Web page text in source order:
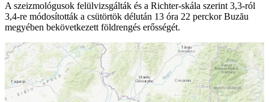
A szeizmológusok felülvizsgálták és a Richter-skála szerint 3,3-ról
3,4-re módosították a csütörtök délután 13 óra 22 perckor Buzău
megyében bekövetkezett földrengés erősségét.